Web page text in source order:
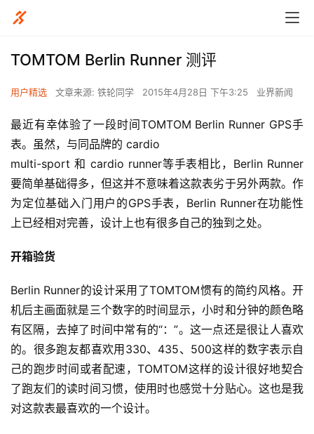
TOMTOM Berlin Runner 测评
用户精选 文章来源: 铁轮同学 2015年4月28日 下午3:25 业界新闻
最近有幸体验了一段时间TOMTOM Berlin Runner GPS手
表。虽然，与同品牌的 cardio
multi-sport 和 cardio runner等手表相比，Berlin Runner
要简单基础得多，但这并不意味着这款表劣于另外两款。作
为定位基础入门用户的GPS手表，Berlin Runner在功能性
上已经相对完善，设计上也有很多自己的独到之处。
开箱验货
Berlin Runner的设计采用了TOMTOM惯有的简约风格。开
机后主画面就是三个数字的时间显示，小时和分钟的颜色略
有区隔，去掉了时间中常有的“：”。这一点还是很让人喜欢
的。很多跑友都喜欢用330、435、500这样的数字表示自
己的跑步时间或者配速，TOMTOM这样的设计很好地契合
了跑友们的读时间习惯，使用时也感觉十分贴心。这也是我
对这款表最喜欢的一个设计。